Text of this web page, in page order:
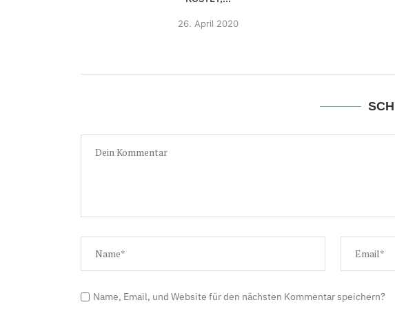
26. April 2020
Name, Email, und Website für den nächsten Kommentar speichern?